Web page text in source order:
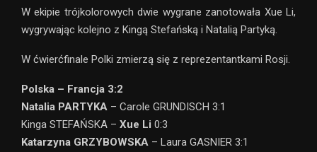
W ekipie trójkolorowych dwie wygrane zanotowała Xue Li,
wygrywając kolejno z Kingą Stefańską i Natalią Partyką.
W ćwierćfinale Polki zmierzą się z reprezentantkami Rosji.
Polska – Francja 3:2
Natalia PARTYKA – Carole GRUNDISCH 3:1
Kinga STEFAŃSKA – Xue Li 0:3
Katarzyna GRZYBOWSKA – Laura GASNIER 3:1